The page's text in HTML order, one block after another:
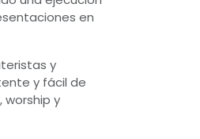
en
y
y fácil de
worship y